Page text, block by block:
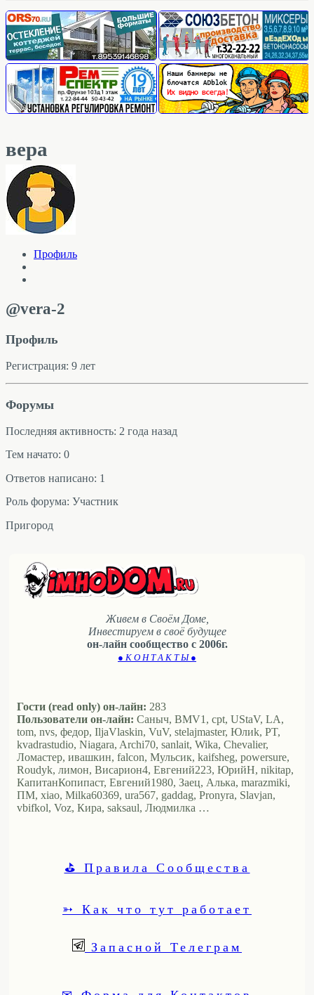
вера
Профиль
@vera-2
Профиль
Регистрация: 9 лет
Форумы
Последняя активность: 2 года назад
Тем начато: 0
Ответов написано: 1
Роль форума: Участник
Пригород
Живем в Своём Доме,
Инвестируем в своё будущее
он-лайн сообщество с 2006г.
● К О Н Т А К Т Ы ●
Гости (read only) он-лайн: 283
Пользователи он-лайн: Саныч, BMV1, cpt, UStaV, LA,
tom, nvs, федор, IljaVlaskin, VuV, stelajmaster, Юлиk, PT,
kvadrastudio, Niagara, Archi70, sanlait, Wika, Chevalier,
Ломастер, ивашкин, falcon, Мульсик, kaifsheg, powersure,
Roudyk, лимон, Висариoн4, Евгений223, ЮрийН, nikitap,
КапитанКопипаст, Евгений1980, Заец, Алька, marazmiki,
ПМ, xiao, Milka60369, ura567, gaddag, Pronyra, Slavjan,
vbifkol, Voz, Кира, saksaul, Людмилка …
⛳ Правила Сообщества
➳ Как что тут работает
Запасной Телеграм